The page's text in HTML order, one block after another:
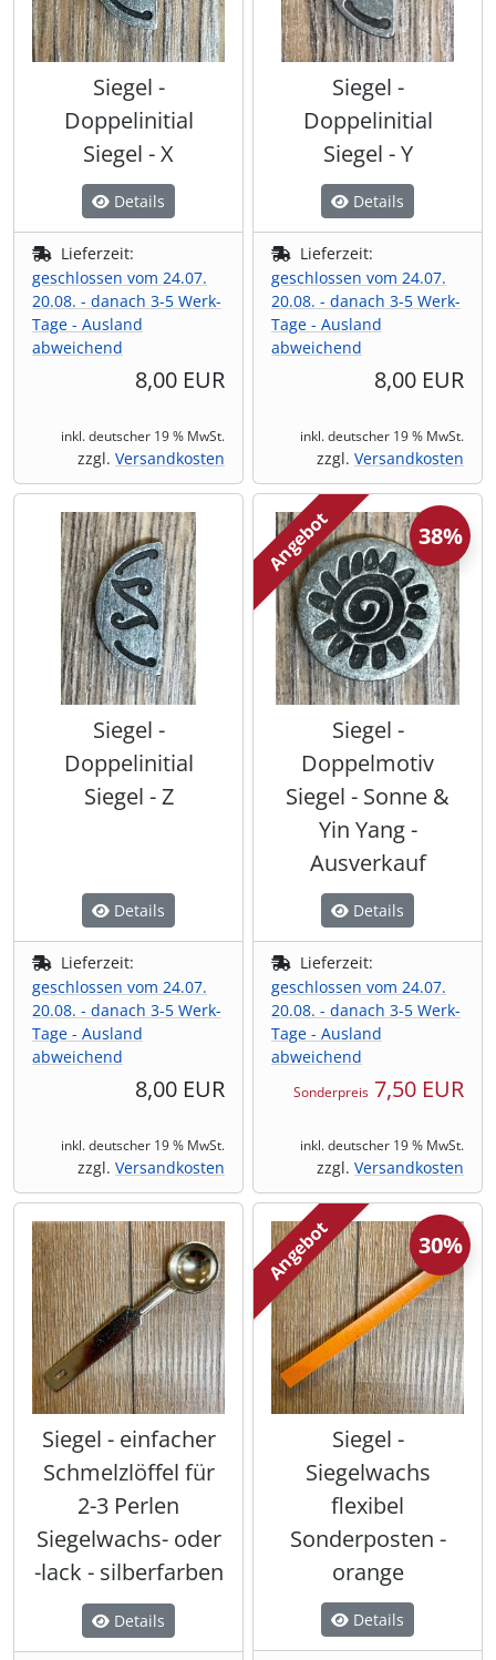
Siegel -
Doppelinitial
Siegel - X
Details
Lieferzeit:
geschlossen vom 24.07.
20.08. - danach 3-5 Werk-
Tage - Ausland
abweichend
8,00 EUR
inkl. deutscher 19 % MwSt.
zzgl. Versandkosten
Siegel -
Doppelinitial
Siegel - Y
Details
Lieferzeit:
geschlossen vom 24.07.
20.08. - danach 3-5 Werk-
Tage - Ausland
abweichend
8,00 EUR
inkl. deutscher 19 % MwSt.
zzgl. Versandkosten
Siegel -
Doppelinitial
Siegel - Z
Details
Lieferzeit:
geschlossen vom 24.07.
20.08. - danach 3-5 Werk-
Tage - Ausland
abweichend
8,00 EUR
inkl. deutscher 19 % MwSt.
zzgl. Versandkosten
Angebot
Siegel -
Doppelmotiv
Siegel - Sonne &
Yin Yang -
Ausverkauf
Details
Lieferzeit:
geschlossen vom 24.07.
20.08. - danach 3-5 Werk-
Tage - Ausland
abweichend
Sonderpreis 7,50 EUR
38%
inkl. deutscher 19 % MwSt.
zzgl. Versandkosten
Siegel - einfacher
Schmelzlöffel für
2-3 Perlen
Siegelwachs- oder
-lack - silberfarben
Details
Angebot
Siegel -
Siegelwachs
flexibel
Sonderposten -
orange
Details
30%